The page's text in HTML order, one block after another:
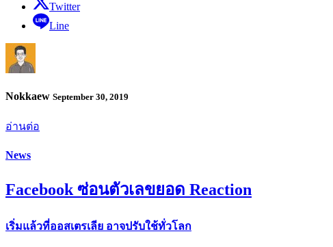
Twitter
Line
Nokkaew September 30, 2019
อ่านต่อ
News
Facebook ซ่อนตัวเลขยอด Reaction
เริ่มแล้วที่ออสเตรเลีย อาจปรับใช้ทั่วโลก